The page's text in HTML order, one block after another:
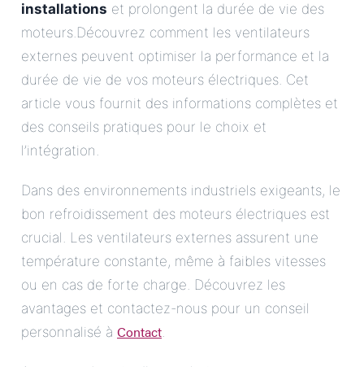
installations et prolongent la durée de vie des
moteurs.Découvrez comment les ventilateurs
externes peuvent optimiser la performance et la
durée de vie de vos moteurs électriques. Cet
article vous fournit des informations complètes et
des conseils pratiques pour le choix et
l’intégration.
Dans des environnements industriels exigeants, le
bon refroidissement des moteurs électriques est
crucial. Les ventilateurs externes assurent une
température constante, même à faibles vitesses
ou en cas de forte charge. Découvrez les
avantages et contactez-nous pour un conseil
personnalisé à Contact.